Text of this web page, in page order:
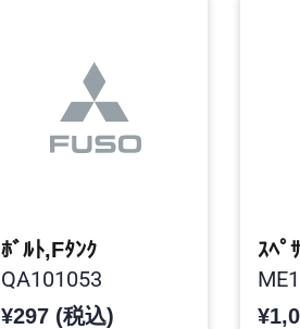
ﾎﾞﾙﾄ,Fﾀﾝｸ
QA101053
¥297 (税込)
ｽﾍﾟ